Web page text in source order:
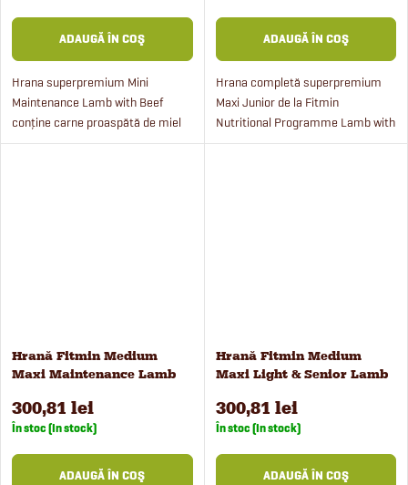
ADAUGĂ ÎN COŞ
Hrana superpremium Mini
Maintenance Lamb with Beef
conține carne proaspătă de miel
și vită cu orez și mazăre.
ADAUGĂ ÎN COŞ
Hrana completă superpremium
Maxi Junior de la Fitmin
Nutritional Programme Lamb with
Beef conține un procent ridicat de
Hrană Fitmin Medium
Maxi Maintenance Lamb
kg
300,81 lei
În stoc (In stock)
ADAUGĂ ÎN COŞ
Hrană Fitmin Medium
Maxi Light & Senior Lamb
kg
300,81 lei
În stoc (In stock)
ADAUGĂ ÎN COŞ